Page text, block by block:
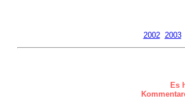
2002 2003
Es